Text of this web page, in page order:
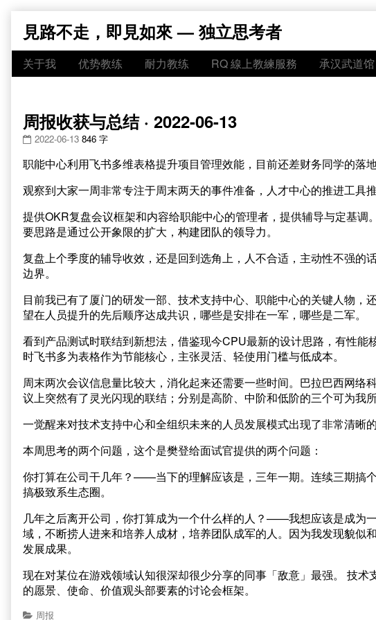
content
見路不走，即見如來 — 独立思考者
关于我 优势教练 耐力教练 RQ 線上教練服務 承汉武道馆
周报收获与总结 · 2022-06-13
2022-06-13 846 字
职能中心利用飞书多维表格提升项目管理效能，目前还差财务同学的落地
观察到大家一周非常专注于周末两天的事件准备，人才中心的推进工具
提供OKR复盘会议框架和内容给职能中心的管理者，提供辅导与定基
要思路是通过公开象限的扩大，构建团队的领导力。
复盘上个季度的辅导收效，还是回到选角上，人不合适，主动性不强
边界。
目前我已有了厦门的研发一部、技术支持中心、职能中心的关键人物
望在人员提升的先后顺序达成共识，哪些是安排在一军，哪些是二军。
看到产品测试时联结到新想法，借鉴现今CPU最新的设计思路，有性
时飞书多为表格作为节能核心，主张灵活、轻使用门槛与低成本。
周末两次会议信息量比较大，消化起来还需要一些时间。巴拉巴西网
议上突然有了灵光闪现的联结；分别是高阶、中阶和低阶的三个可为我所
一觉醒来对技术支持中心和全组织未来的人员发展模式出现了非常清晰的
本周思考的两个问题，这个是樊登给面试官提供的两个问题：
你打算在公司干几年？——当下的理解应该是，三年一期。连续三期搞
搞极致系生态圈。
几年之后离开公司，你打算成为一个什么样的人？——我想应该是成为
域，不断捞人进来和培养人成材，培养团队成军的人。因为我发现貌
发展成果。
现在对某位在游戏领域认知很深却很少分享的同事「敌意」最强。 技
的愿景、使命、价值观头部要素的讨论会框架。
周报